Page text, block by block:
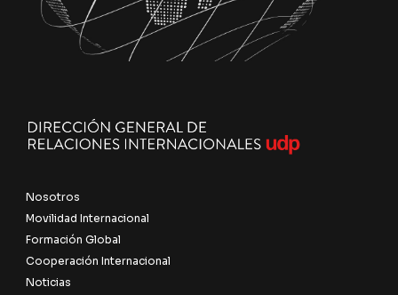
Nosotros
Movilidad Internacional
Formación Global
Cooperación Internacional
Noticias